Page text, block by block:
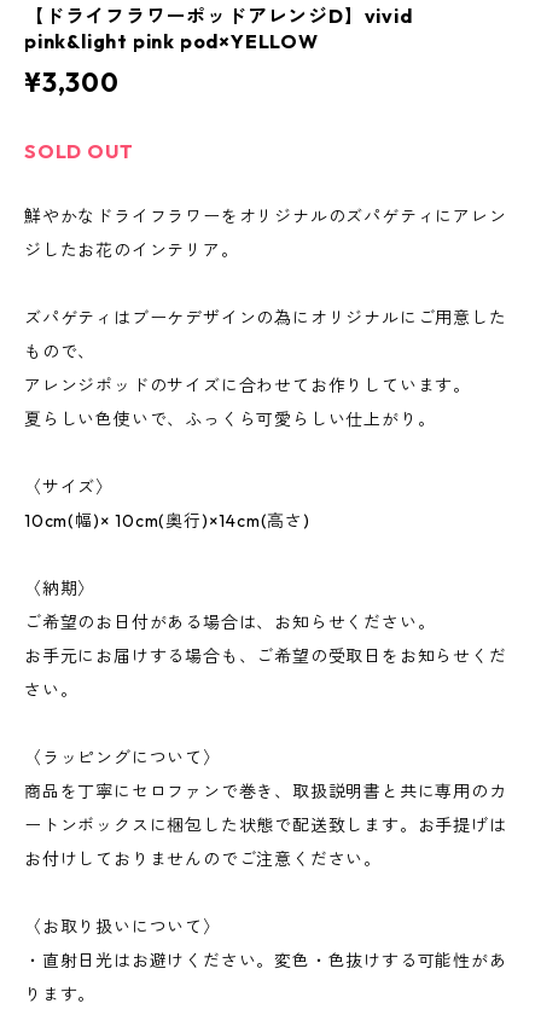
【ドライフラワーポッドアレンジD】vivid
pink&light pink pod×YELLOW
¥3,300
SOLD OUT
鮮やかなドライフラワーをオリジナルのズパゲティにアレン
ジしたお花のインテリア。
ズパゲティはブーケデザインの為にオリジナルにご用意した
もので、
アレンジポッドのサイズに合わせてお作りしています。
夏らしい色使いで、ふっくら可愛らしい仕上がり。
〈サイズ〉
10cm(幅)× 10cm(奥行)×14cm(高さ)
〈納期〉
ご希望のお日付がある場合は、お知らせください。
お手元にお届けする場合も、ご希望の受取日をお知らせくだ
さい。
〈ラッピングについて〉
商品を丁寧にセロファンで巻き、取扱説明書と共に専用のカ
ートンボックスに梱包した状態で配送致します。お手提げは
お付けしておりませんのでご注意ください。
〈お取り扱いについて〉
・直射日光はお避けください。変色・色抜けする可能性があ
ります。